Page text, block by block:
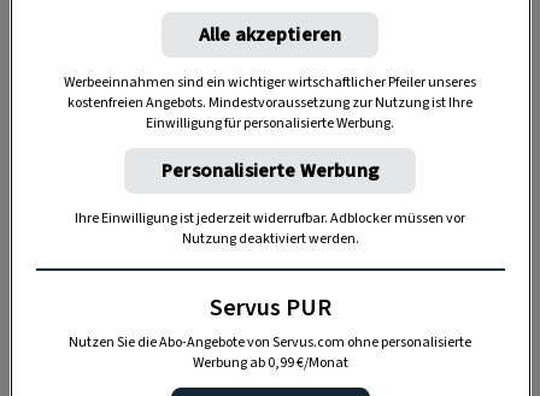
„Servus Garten“ auf WhatsApp
dem Balkon, der Terrasse oder im Garten zu werkeln? In
unserem kostenlosen WhatsApp-Kanal finden Sie täglich
Tipps und Tricks für Garten, Terrasse, Balkon- und
Alle akzeptieren
Werbeeinnahmen sind ein wichtiger wirtschaftlicher Pfeiler unseres
kostenfreien Angebots. Mindestvoraussetzung zur Nutzung ist Ihre
Einwilligung für personalisierte Werbung.
Personalisierte Werbung
Ihre Einwilligung ist jederzeit widerrufbar. Adblocker müssen vor
Nutzung deaktiviert werden.
Servus PUR
Nutzen Sie die Abo-Angebote von Servus.com ohne personalisierte
Werbung ab 0,99 €/Monat